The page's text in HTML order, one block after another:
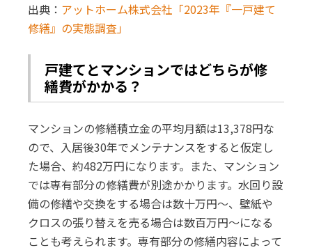
出典： アットホーム株式会社「2023年『一戸建て
修繕』の実態調査」
戸建てとマンションではどちらが修
繕費がかかる？
マンションの修繕積立金の平均月額は13,378円な
ので、入居後30年でメンテナンスをすると仮定し
た場合、約482万円になります。また、マンション
では専有部分の修繕費が別途かかります。水回り設
備の修繕や交換をする場合は数十万円〜、壁紙や
クロスの張り替えを売る場合は数百万円〜になる
ことも考えられます。専有部分の修繕内容によって